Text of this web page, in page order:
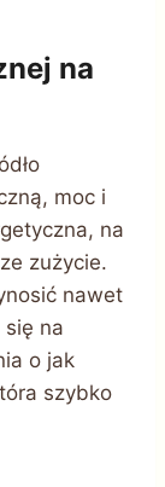
na
moc i
na
zużycie.
nawet
się na
o jak
szybko